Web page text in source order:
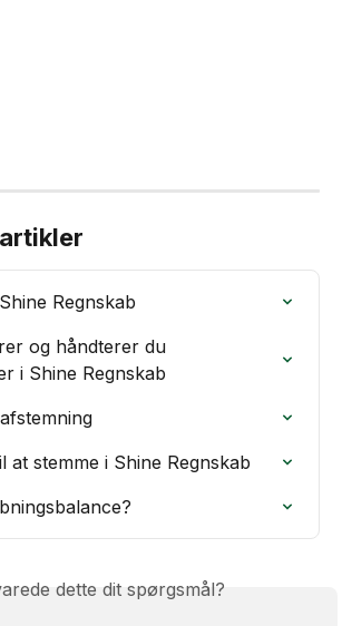
Regnskab
og håndterer du
i Shine Regnskab
at stemme i Shine Regnskab
dette dit spørgsmål?